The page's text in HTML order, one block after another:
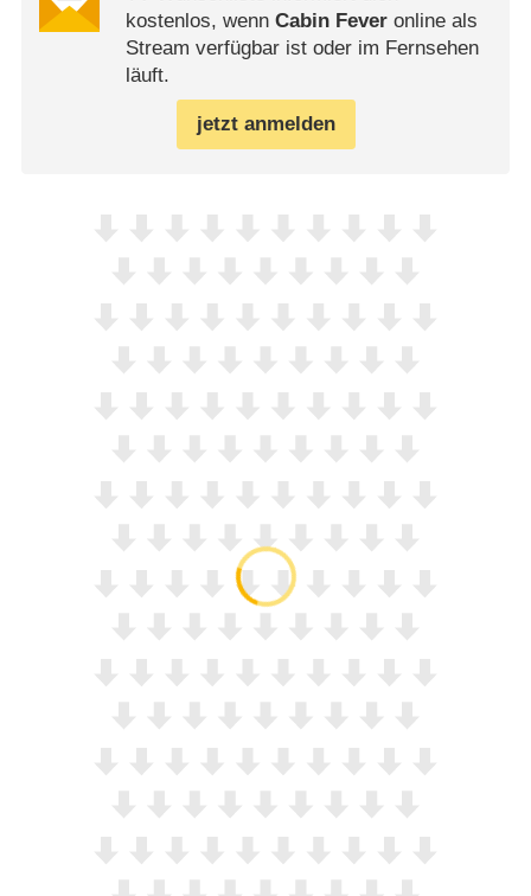
kostenlos, wenn Cabin Feveronline als
Stream verfügbar ist oder im Fernsehen
läuft.
jetzt anmelden